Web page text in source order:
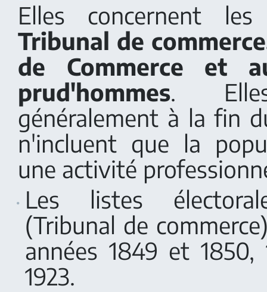
Elles concernent
Tribunal de
de Commerce et
prud'hommes.
généralement à la fin
n'incluent que la
une activité
Les listes
(Tribunal de
années 1849 et
1923.